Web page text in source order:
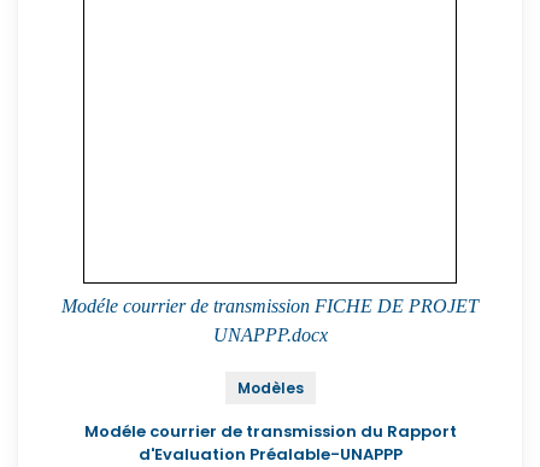
Modéle courrier de transmission FICHE DE PROJET
UNAPPP.docx
Modèles
Modéle courrier de transmission du Rapport
d'Evaluation Préalable-UNAPPP